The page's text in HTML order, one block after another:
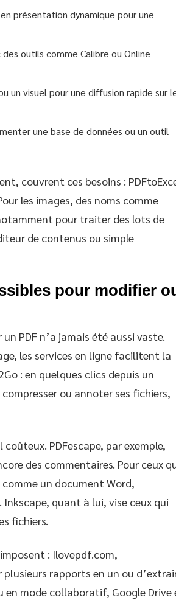
présentation dynamique pour une
outils comme Calibre ou Online
un visuel pour une diffusion rapide sur
une base de données ou un outil
couvrent ces besoins :
les images, des noms comme
pour traiter des lots de
de contenus ou simple
pour modifier
PDF n’a jamais été aussi vaste.
les services en ligne facilitent la
: en quelques clics depuis un
ou annoter ses fichiers,
PDFescape, par exemple,
des commentaires. Pour ceux
comme un document Word,
quant à lui, vise ceux qui
fichiers.
: Ilovepdf.com,
rapports en un ou
en mode collaboratif, Google Drive